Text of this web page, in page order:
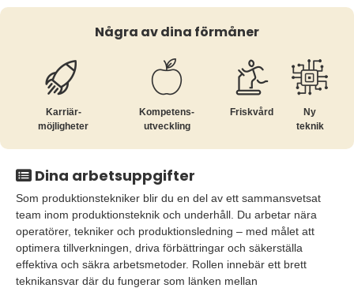
Några av dina förmåner
Karriär­
möjligheter
Kompetens­
utveckling
Friskvård
Ny
teknik
Dina arbetsuppgifter
Som produktionstekniker blir du en del av ett sammansvetsat
team inom produktionsteknik och underhåll. Du arbetar nära
operatörer, tekniker och produktionsledning – med målet att
optimera tillverkningen, driva förbättringar och säkerställa
effektiva och säkra arbetsmetoder. Rollen innebär ett brett
teknikansvar där du fungerar som länken mellan